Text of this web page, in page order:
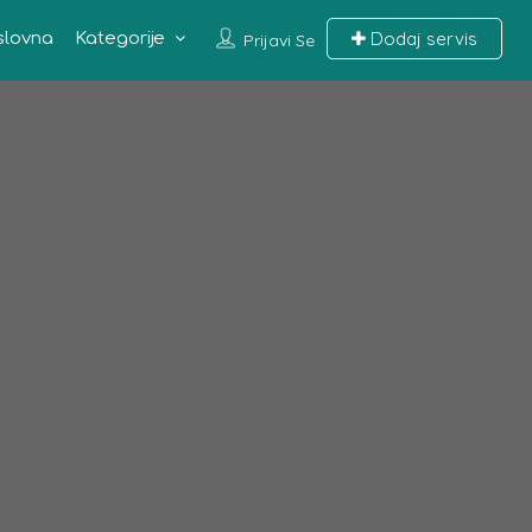
Prijavi Se Dodaj servis
Kategorije